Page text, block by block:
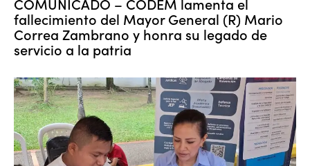
fallecimiento del Mayor General (R) Mario
Correa Zambrano y honra su legado de
servicio a la patria